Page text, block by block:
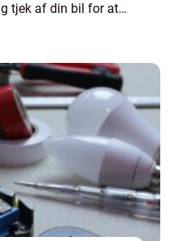
tjek af din bil for at